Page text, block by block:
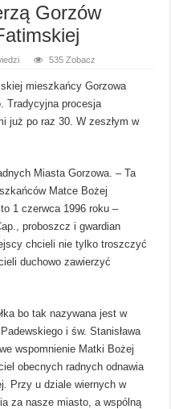
Gorzów
535 Zobacz
mieszkańcy Gorzowa
Tradycyjna procesja
już po raz 30. W zeszłym w
Miasta Gorzowa. – Ta
Matce Bożej
1 czerwca 1996 roku –
proboszcz i gwardian
chcieli nie tylko troszczyć
duchowo zawierzyć
bo tak nazywana jest w
i św. Stanisława
wspomnienie Matki Bożej
obecnych radnych odnawia
Przy u dziale wiernych w
za nasze miasto, a wspólną